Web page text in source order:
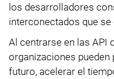
los desarrolladores
interconectados que
Al centrarse en las API
organizaciones
futuro, acelerar el